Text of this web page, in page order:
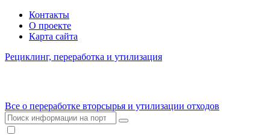
Контакты
О проекте
Карта сайта
Рециклинг, переработка и утилизация
Все о переработке вторсырья и утилизации отходов